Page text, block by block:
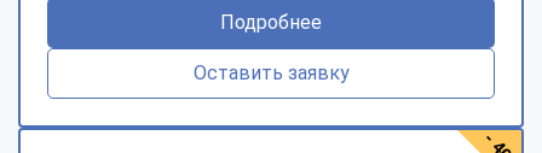
Подробнее
Оставить заявку